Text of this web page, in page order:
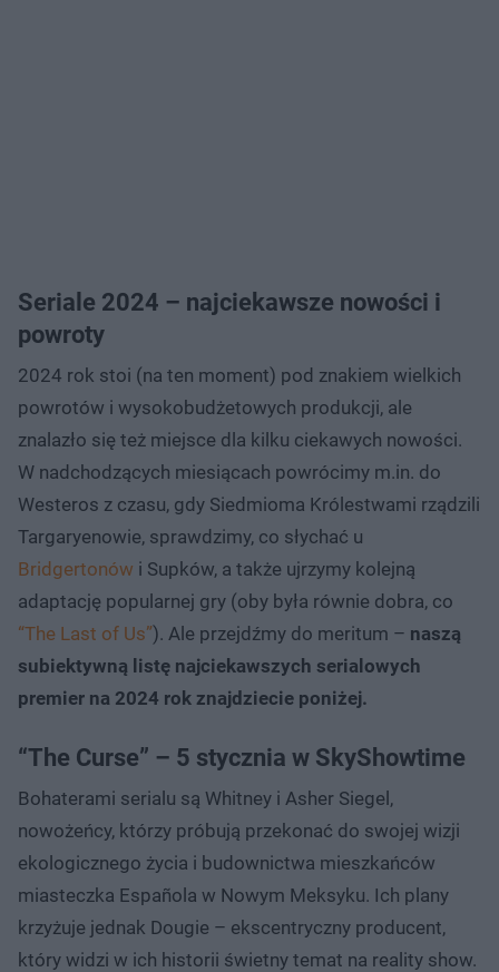
Seriale 2024 – najciekawsze nowości i
powroty
2024 rok stoi (na ten moment) pod znakiem wielkich
powrotów i wysokobudżetowych produkcji, ale
znalazło się też miejsce dla kilku ciekawych nowości.
W nadchodzących miesiącach powrócimy m.in. do
Westeros z czasu, gdy Siedmioma Królestwami rządzili
Targaryenowie, sprawdzimy, co słychać u
Bridgertonów i Supków, a także ujrzymy kolejną
adaptację popularnej gry (oby była równie dobra, co
“The Last of Us”). Ale przejdźmy do meritum – naszą
subiektywną listę najciekawszych serialowych
premier na 2024 rok znajdziecie poniżej.
“The Curse” – 5 stycznia w SkyShowtime
Bohaterami serialu są Whitney i Asher Siegel,
nowożeńcy, którzy próbują przekonać do swojej wizji
ekologicznego życia i budownictwa mieszkańców
miasteczka Española w Nowym Meksyku. Ich plany
krzyżuje jednak Dougie – ekscentryczny producent,
który widzi w ich historii świetny temat na reality show.